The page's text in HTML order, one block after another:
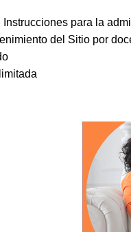
Instrucciones para la
del Sitio por